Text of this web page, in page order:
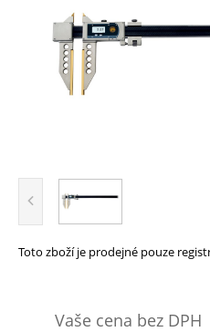
Toto zboží je prodejné pouze
Vaše cena bez DPH